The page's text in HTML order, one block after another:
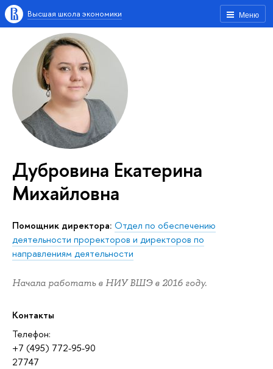
Меню
Высшая школа экономики
Дубровина Екатерина
Михайловна
помощник директора: Отдел по обеспечению
деятельности проректоров и директоров по
направлениям деятельности
Начала работать в НИУ ВШЭ в 2016 году.
Контакты
Телефон:
+7 (495) 772-95-90
27747